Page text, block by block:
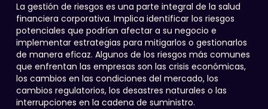
La gestión de riesgos es una parte integral de la salud
financiera corporativa. Implica identificar los riesgos
potenciales que podrían afectar a su negocio e
implementar estrategias para mitigarlos o gestionarlos
de manera eficaz. Algunos de los riesgos más comunes
que enfrentan las empresas son las crisis económicas,
los cambios en las condiciones del mercado, los
cambios regulatorios, los desastres naturales o las
interrupciones en la cadena de suministro.